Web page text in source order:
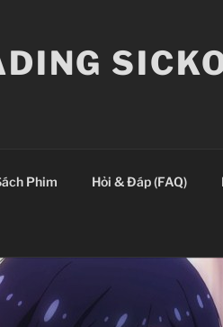
Phim Hỏi & Đáp (FAQ)